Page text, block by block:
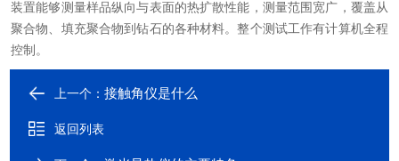
装置能够测量样品纵向与表面的热扩散性能，测量范围宽广，覆盖从
聚合物、填充聚合物到钻石的各种材料。整个测试工作有计算机全程
控制。
上一个：接触角仪是什么
返回列表